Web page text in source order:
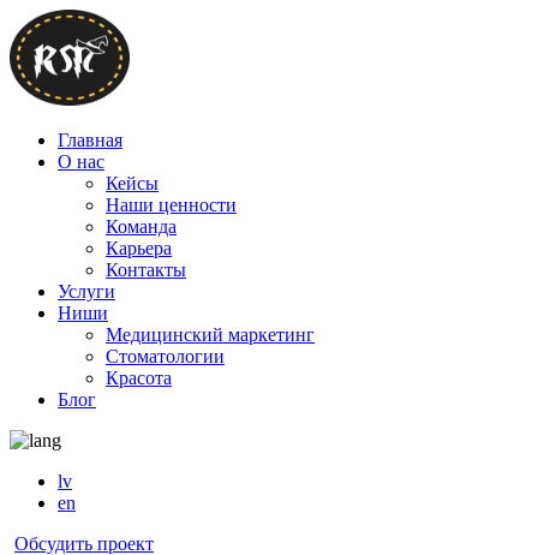
Главная
О нас
Кейсы
Наши ценности
Команда
Карьера
Контакты
Услуги
Ниши
Медицинский маркетинг
Стоматологии
Красота
Блог
lv
en
Обсудить проект